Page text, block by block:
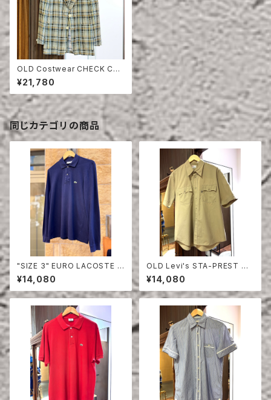
OLD Costwear CHECK CO
TTON TAILORED JACKET
¥21,780
同じカテゴリの商品
"SIZE 3" EURO LACOSTE P
OLO SHIRT LONG SLEEVE
¥14,080
OLD Levi's STA-PREST HA
LF SLEEVE SHIRT
¥14,080